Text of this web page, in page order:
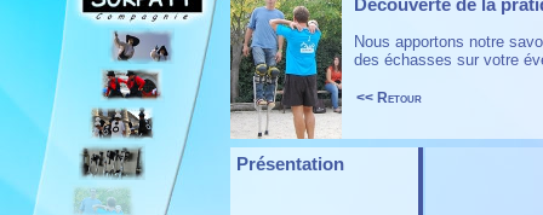
Découverte de la
Nous apportons notre
des échasses sur votre
<< Retour
Présentation